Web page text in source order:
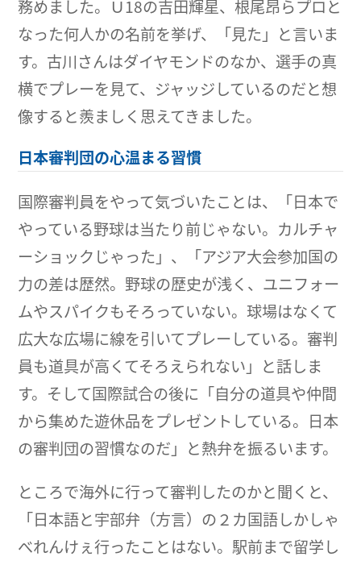
務めました。Ｕ18の吉田輝星、根尾昂らプロと
なった何人かの名前を挙げ、「見た」と言いま
す。古川さんはダイヤモンドのなか、選手の真
横でプレーを見て、ジャッジしているのだと想
像すると羨ましく思えてきました。
日本審判団の心温まる習慣
国際審判員をやって気づいたことは、「日本で
やっている野球は当たり前じゃない。カルチャ
ーショックじゃった」、「アジア大会参加国の
力の差は歴然。野球の歴史が浅く、ユニフォー
ムやスパイクもそろっていない。球場はなくて
広大な広場に線を引いてプレーしている。審判
員も道具が高くてそろえられない」と話しま
す。そして国際試合の後に「自分の道具や仲間
から集めた遊休品をプレゼントしている。日本
の審判団の習慣なのだ」と熱弁を振るいます。
ところで海外に行って審判したのかと聞くと、
「日本語と宇部弁（方言）の２カ国語しかしゃ
べれんけぇ行ったことはない。駅前まで留学し